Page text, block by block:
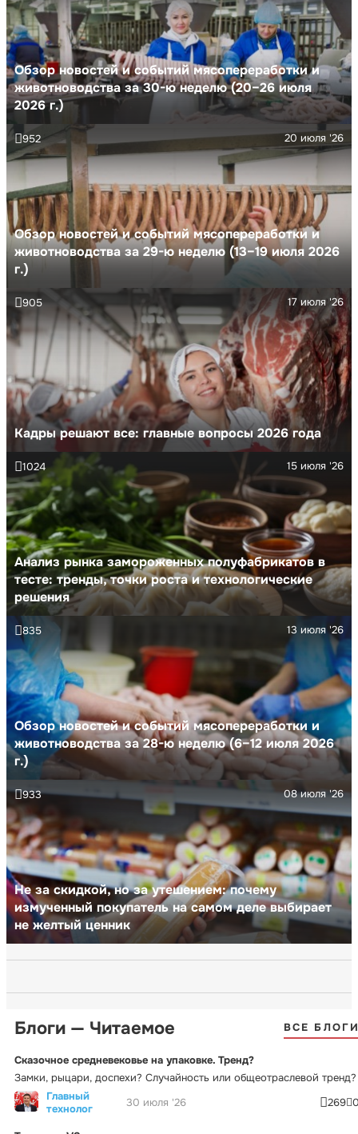
Обзор новостей и событий мясопереработки и
животноводства за 30-ю неделю (20–26 июля
2026 г.)
Обзор новостей и событий мясопереработки и
животноводства за 29-ю неделю (13–19 июля 2026
г.)
20 июля '26
952
Кадры решают все: главные вопросы 2026 года
17 июля '26
905
Анализ рынка замороженных полуфабрикатов в
тесте: тренды, точки роста и технологические
решения
15 июля '26
1024
Обзор новостей и событий мясопереработки и
животноводства за 28-ю неделю (6–12 июля 2026
г.)
13 июля '26
835
Не за скидкой, но за утешением: почему
измученный покупатель на самом деле выбирает
не желтый ценник
08 июля '26
933
Блоги — Читаемое ВСЕ
Сказочное средневековье на упаковке. Тренд?
Замки, рыцари, доспехи? Случайность или общеотраслевой тренд?
Главный
технолог
30 июля '26 269